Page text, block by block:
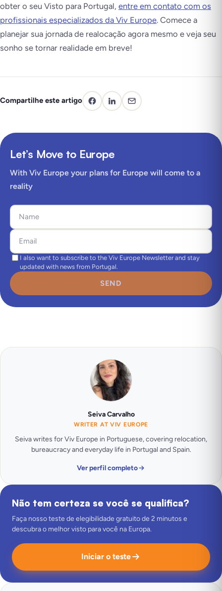
obter o seu Visto para Portugal, entre em contato com os
profissionais especializados da Viv Europe. Comece a
planejar sua jornada de realocação agora mesmo e veja seu
sonho se tornar realidade em breve!
Compartilhe este artigo
Let’s Move to Europe
With Viv Europe your plans for Europe will come to a
reality
I also want to subscribe to the Viv Europe Newsletter and stay
updated with news from Portugal.
SEND
Seiva Carvalho
WRITER AT VIV EUROPE
Seiva writes for Viv Europe in Portuguese, covering relocation,
bureaucracy and everyday life in Portugal and Spain.
Ver perfil completo
Não tem certeza se você se qualifica?
Faça nosso teste de elegibilidade gratuito de 2 minutos e
descubra o melhor visto para você na Europa.
Iniciar o teste